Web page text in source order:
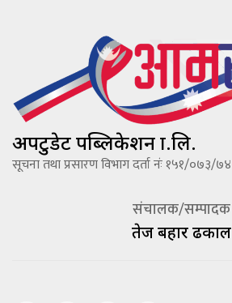
अपटुडेट पब्लिकेशन प्रा.लि.
सूचना तथा प्रसारण विभाग दर्ता नंः १५१/०७३/७४
संचालक/सम्पादक
तेज बहादूर ढकाल